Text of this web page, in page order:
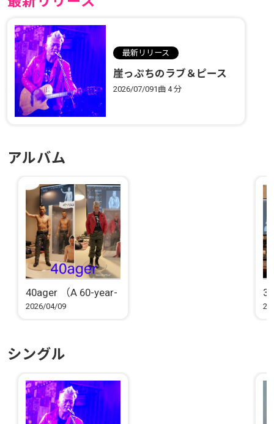
最新リリース
崖っぷちのラブ＆ピース
2026/07/091曲4 分
アルバム
40ager （A 60-year-
old Chikara sings a
2026/04/09
シングル